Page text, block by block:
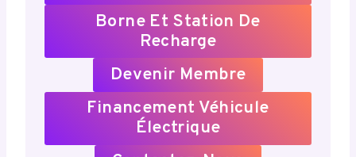
Borne Et Station De
Recharge
Devenir Membre
Financement Véhicule
Électrique